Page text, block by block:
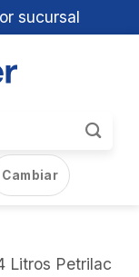
sucursal
Cambiar